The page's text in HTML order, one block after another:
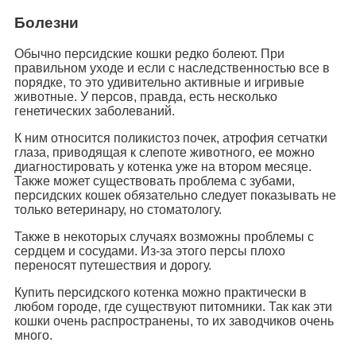
Болезни
Обычно персидские кошки редко болеют. При
правильном уходе и если с наследственностью все в
порядке, то это удивительно активные и игривые
животные. У персов, правда, есть несколько
генетических заболеваний.
К ним относится поликистоз почек, атрофия сетчатки
глаза, приводящая к слепоте животного, ее можно
диагностировать у котенка уже на втором месяце.
Также может существовать проблема с зубами,
персидских кошек обязательно следует показывать не
только ветеринару, но стоматологу.
Также в некоторых случаях возможны проблемы с
сердцем и сосудами. Из-за этого персы плохо
переносят путешествия и дорогу.
Купить персидского котенка можно практически в
любом городе, где существуют питомники. Так как эти
кошки очень распространены, то их заводчиков очень
много.